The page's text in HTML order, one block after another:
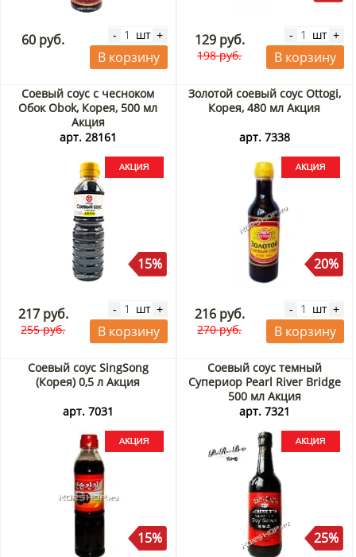
60 руб. - шт +
В корзину
129 руб.
198 руб.
- шт +
В корзину
Соевый соус с чесноком
Обок Obok, Корея, 500 мл
Акция
арт. 28161
15%
217 руб.
255 руб.
- шт +
В корзину
Золотой соевый соус Ottogi,
Корея, 480 мл Акция
арт. 7338
20%
216 руб.
270 руб.
- шт +
В корзину
Соевый соус SingSong
(Корея) 0,5 л Акция
арт. 7031
15%
Соевый соус темный
Супериор Pearl River Bridge
500 мл Акция
арт. 7321
25%